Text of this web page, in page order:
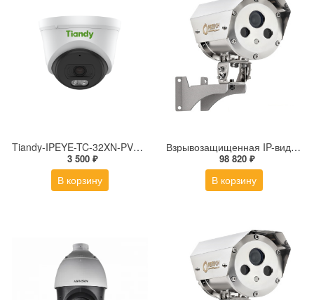
Tiandy-IPEYE-TC-32XN-PVZ 2Мп купольная «турель» IP камера с фиксированным объективом, серия SPARK со встроенным агентом IPEYE для ПВЗ
3 500 ₽
В корзину
Взрывозащищенная IP-видеокамера Релион Релион-Exd-Н-100-ИК-IP5Мп2.8mm-PoE-МК-TR
98 820 ₽
В корзину